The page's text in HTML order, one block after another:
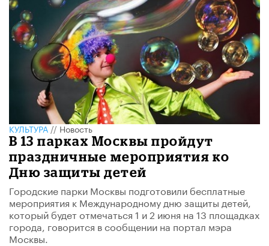
КУЛЬТУРА//Новость
В 13 парках Москвы пройдут
праздничные мероприятия ко
Дню защиты детей
Городские парки Москвы подготовили бесплатные
мероприятия к Международному дню защиты детей,
который будет отмечаться 1 и 2 июня на 13 площадках
города, говорится в сообщении на портал мэра
Москвы.